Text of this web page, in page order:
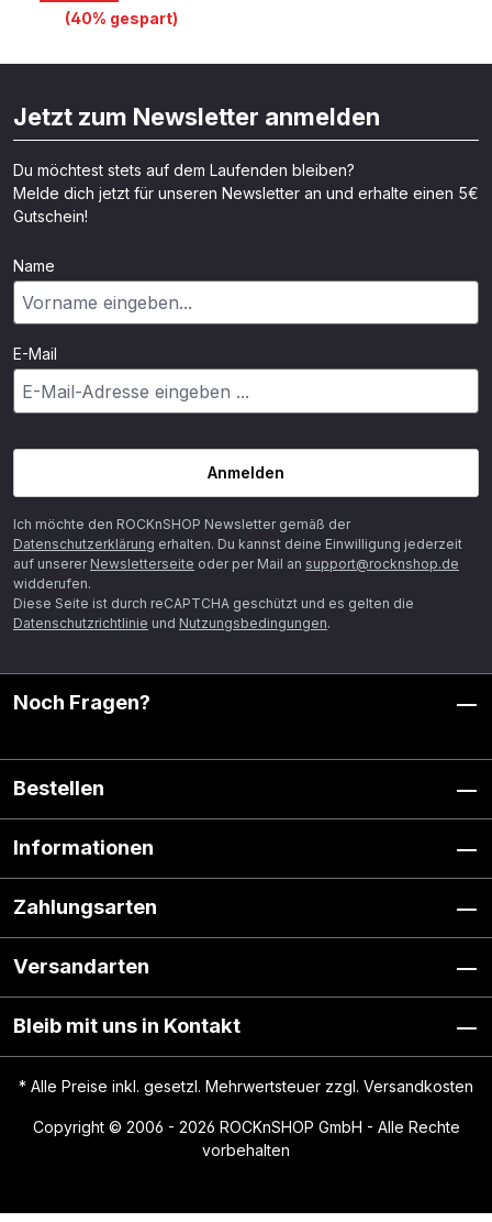
(40% gespart)
Jetzt zum Newsletter anmelden
Du möchtest stets auf dem Laufenden bleiben?
Melde dich jetzt für unseren Newsletter an und erhalte einen 5€
Gutschein!
Name
E-Mail
Anmelden
Ich möchte den ROCKnSHOP Newsletter gemäß der
Datenschutzerklärung erhalten. Du kannst deine Einwilligung jederzeit
auf unserer Newsletterseite oder per Mail an support@rocknshop.de
widderufen.
Diese Seite ist durch reCAPTCHA geschützt und es gelten die
Datenschutzrichtlinie und Nutzungsbedingungen.
Noch Fragen?
Bestellen
Informationen
Zahlungsarten
Versandarten
Bleib mit uns in Kontakt
* Alle Preise inkl. gesetzl. Mehrwertsteuer zzgl. Versandkosten
Copyright © 2006 - 2026 ROCKnSHOP GmbH - Alle Rechte
vorbehalten